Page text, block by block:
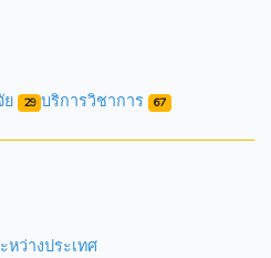
ย 29 บริการวิชาการ 67
หว่างประเทศ